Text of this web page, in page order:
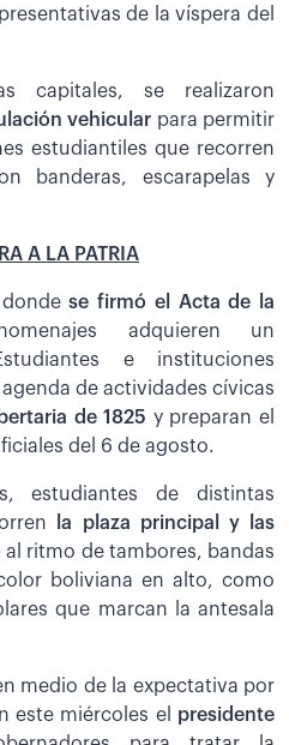
de la víspera del
capitales, se realizaron
vehicular para permitir
estudiantiles que recorren
banderas, escarapelas y
A LA PATRIA
dondese firmó el Acta de la
adquieren un
e instituciones
de actividades cívicas
de 1825 y preparan el
del 6 de agosto.
estudiantes de distintas
la plaza principal y las
al ritmo de tambores, bandas
boliviana en alto, como
que marcan la antesala
medio de la expectativa por
este miércoles el presidente